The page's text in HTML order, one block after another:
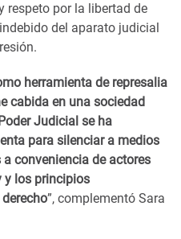
respeto por la libertad de
del aparato judicial
herramienta de represalia
cabida en una sociedad
Judicial se ha
para silenciar a medios
conveniencia de actores
y los principios
”, complementó Sara